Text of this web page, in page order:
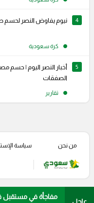
4 نيوم يفاوض النصر لحسم
كرة سعودية
5
أخبار النصر اليوم | حسم
الصفقات
تقارير
من نحن سياسة